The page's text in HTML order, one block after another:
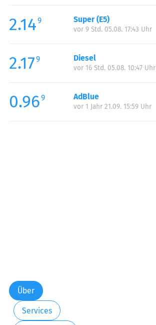
Samstag:
Sonntag:
2.149 Super (E5)
vor 9 Std. 05.08. 17:43 Uhr
2.179 Diesel
vor 16 Std. 05.08. 10:47 Uhr
0.969 AdBlue
vor 1 Jahr 21.09. 15:59 Uhr
Über
Services